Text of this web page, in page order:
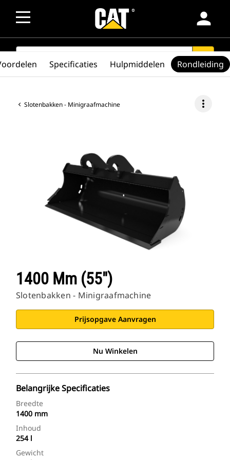
person
SEARCH search
Slotenbakken - Minigraafmachine more_vert
1400 Mm (55")
Slotenbakken - Minigraafmachine
Prijsopgave Aanvragen
Nu Winkelen
Belangrijke Specificaties
Breedte
1400 mm
Inhoud
254 l
Gewicht
Specificaties Hulpmiddelen Rondleiding